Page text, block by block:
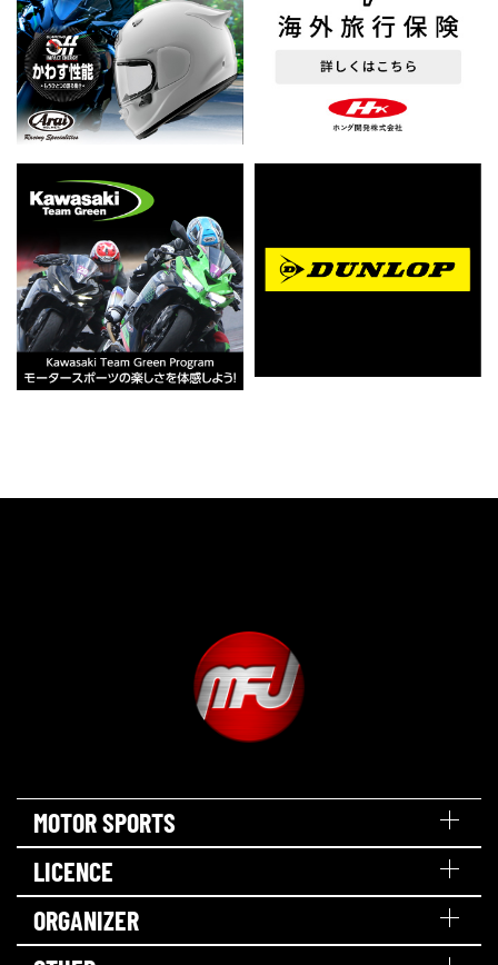
MOTOR SPORTS
LICENCE
ORGANIZER